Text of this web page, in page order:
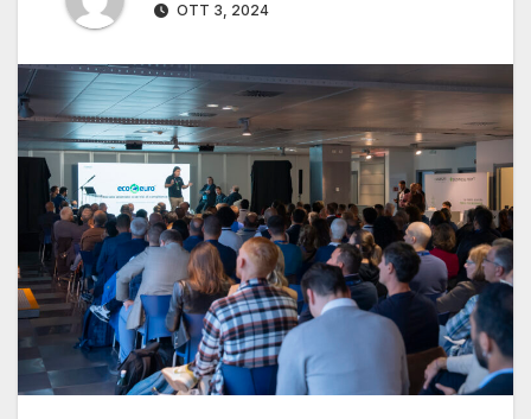
OTT 3, 2024